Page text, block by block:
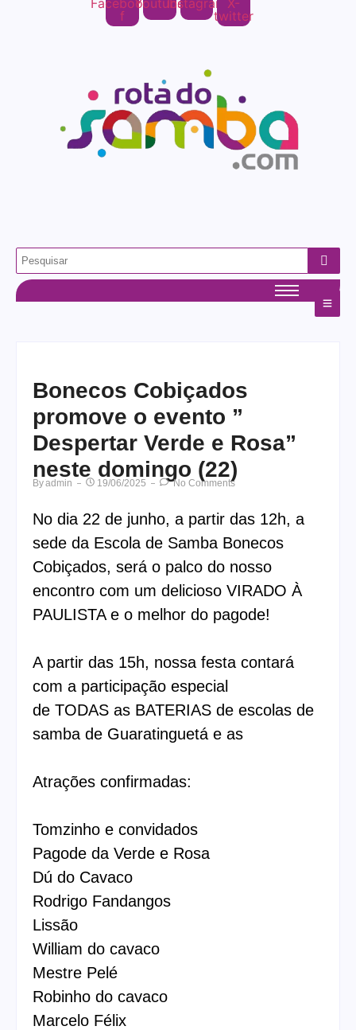
f
twitter
Bonecos Cobiçados
promove o evento ”
Despertar Verde e Rosa”
neste domingo (22)
ByAdmin 19/06/2025 No Comments
No dia 22 de junho, a partir das 12h, a
sede da Escola de Samba Bonecos
Cobiçados, será o palco do nosso
encontro com um delicioso VIRADO À
PAULISTA e o melhor do pagode!
A partir das 15h, nossa festa contará
com a participação especial
de TODAS as BATERIAS de escolas de
samba de Guaratinguetá e as
Atrações confirmadas:
Tomzinho e convidados
Pagode da Verde e Rosa
Dú do Cavaco
Rodrigo Fandangos
Lissão
William do cavaco
Mestre Pelé
Robinho do cavaco
Marcelo Félix